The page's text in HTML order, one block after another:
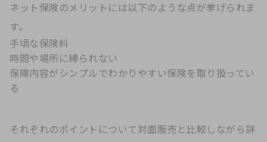
ネット保険のメリットには以下のような点が挙げられま
す。
手頃な保険料
時間や場所に縛られない
保障内容がシンプルでわかりやすい保険を取り扱ってい
る
それぞれのポイントについて対面販売と比較しながら詳